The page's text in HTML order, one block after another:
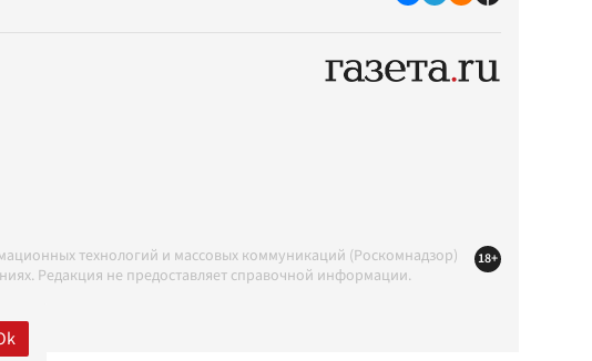
технологий и массовых коммуникаций (Роскомнадзор)
Редакция не предоставляет справочной информации.
18+